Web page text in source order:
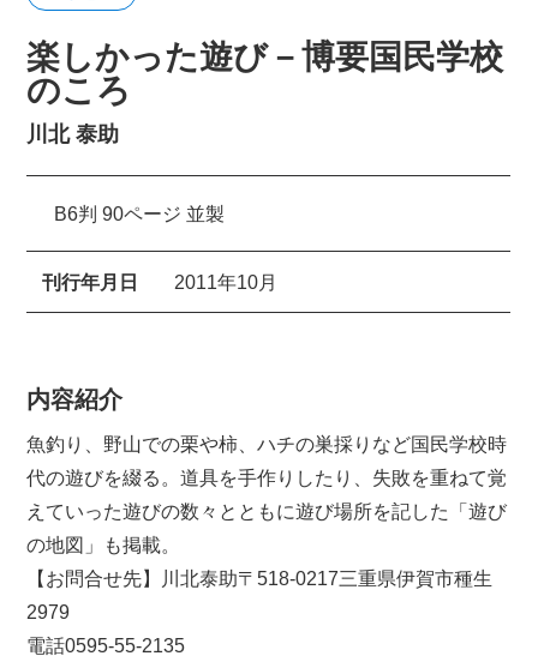
楽しかった遊び－博要国民学校
のころ
川北 泰助
B6判 90ページ 並製
刊行年月日 2011年10月
内容紹介
魚釣り、野山での栗や柿、ハチの巣採りなど国民学校時
代の遊びを綴る。道具を手作りしたり、失敗を重ねて覚
えていった遊びの数々とともに遊び場所を記した「遊び
の地図」も掲載。
【お問合せ先】川北泰助〒518-0217三重県伊賀市種生
2979
電話0595-55-2135